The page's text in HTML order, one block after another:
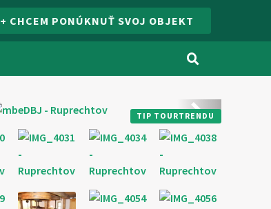
+ CHCEM PONÚKNUŤ SVOJ OBJEKT
Ďalšie
TIP TOURTRENDU